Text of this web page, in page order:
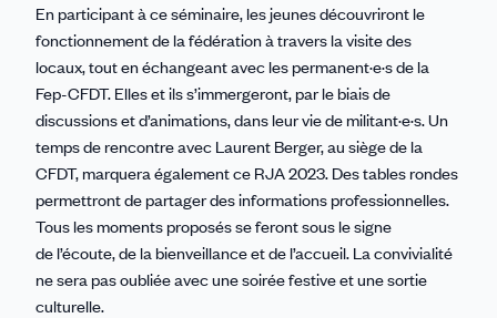
En participant à ce séminaire, les jeunes découvriront le
fonctionnement de la fédération à travers la visite des
locaux, tout en échangeant avec les permanent·e·s de la
Fep-CFDT. Elles et ils s’immergeront, par le biais de
discussions et d’animations, dans leur vie de militant·e·s. Un
temps de rencontre avec Laurent Berger, au siège de la
CFDT, marquera également ce RJA 2023. Des tables rondes
permettront de partager des informations professionnelles.
Tous les moments proposés se feront sous le signe
de l’écoute, de la bienveillance et de l’accueil. La convivialité
ne sera pas oubliée avec une soirée festive et une sortie
culturelle.